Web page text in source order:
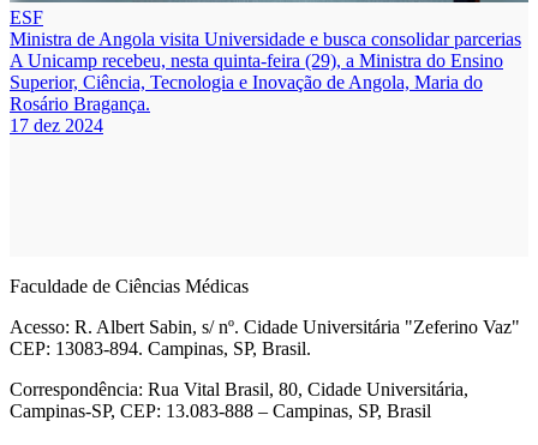
ESF
Ministra de Angola visita Universidade e busca consolidar parcerias
A Unicamp recebeu, nesta quinta-feira (29), a Ministra do Ensino
Superior, Ciência, Tecnologia e Inovação de Angola, Maria do
Rosário Bragança.
17 dez 2024
Faculdade de Ciências Médicas
Acesso: R. Albert Sabin, s/ nº. Cidade Universitária "Zeferino Vaz"
CEP: 13083-894. Campinas, SP, Brasil.
Correspondência: Rua Vital Brasil, 80, Cidade Universitária,
Campinas-SP, CEP: 13.083-888 – Campinas, SP, Brasil